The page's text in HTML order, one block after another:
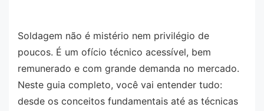
Soldagem não é mistério nem privilégio de
poucos. É um ofício técnico acessível, bem
remunerado e com grande demanda no mercado.
Neste guia completo, você vai entender tudo:
desde os conceitos fundamentais até as técnicas